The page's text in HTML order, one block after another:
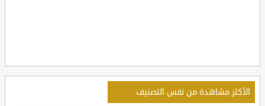
الأكثر مشاهدة من نفس التصنيف